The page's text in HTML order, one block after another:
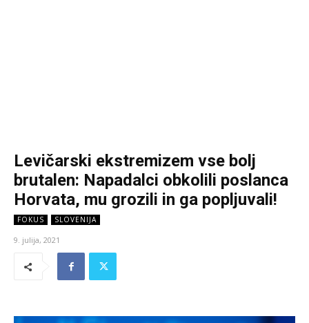
Levičarski ekstremizem vse bolj
brutalen: Napadalci obkolili poslanca
Horvata, mu grozili in ga popljuvali!
FOKUS SLOVENIJA
9. julija, 2021